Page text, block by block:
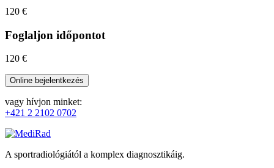
120 €
Foglaljon időpontot
120 €
Online bejelentkezés
vagy hívjon minket:
+421 2 2102 0702
A sportradiológiától a komplex diagnosztikáig.